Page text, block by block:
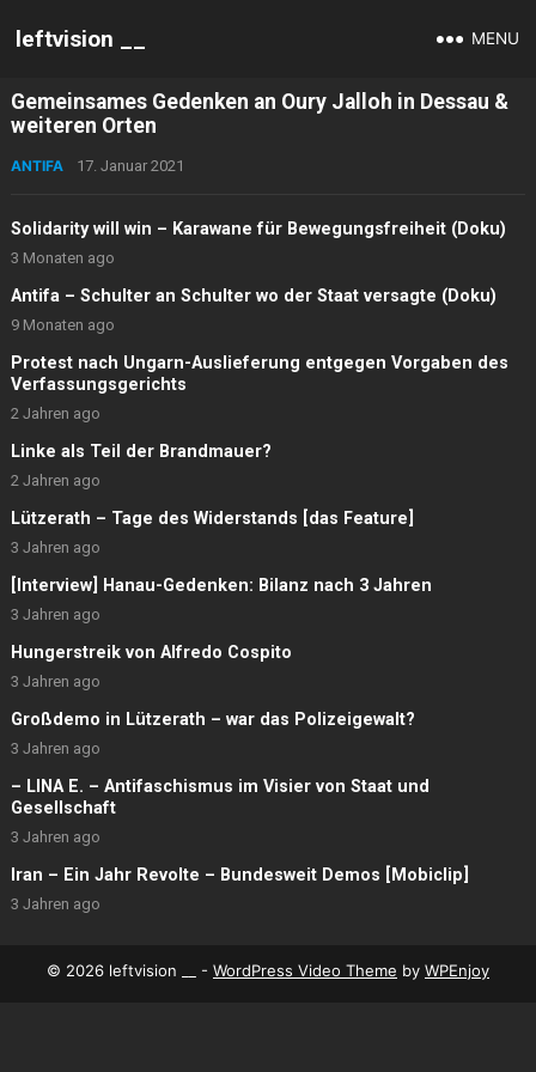
leftvision __ MENU
Gemeinsames Gedenken an Oury Jalloh in Dessau &
weiteren Orten
ANTIFA 17. Januar 2021
Solidarity will win – Karawane für Bewegungsfreiheit (Doku)
3 Monaten ago
Antifa – Schulter an Schulter wo der Staat versagte (Doku)
9 Monaten ago
Protest nach Ungarn-Auslieferung entgegen Vorgaben des
Verfassungsgerichts
2 Jahren ago
Linke als Teil der Brandmauer?
2 Jahren ago
Lützerath – Tage des Widerstands [das Feature]
3 Jahren ago
[Interview] Hanau-Gedenken: Bilanz nach 3 Jahren
3 Jahren ago
Hungerstreik von Alfredo Cospito
3 Jahren ago
Großdemo in Lützerath – war das Polizeigewalt?
3 Jahren ago
– LINA E. – Antifaschismus im Visier von Staat und
Gesellschaft
3 Jahren ago
Iran – Ein Jahr Revolte – Bundesweit Demos [Mobiclip]
3 Jahren ago
© 2026 leftvision __ - WordPress Video Theme by WPEnjoy